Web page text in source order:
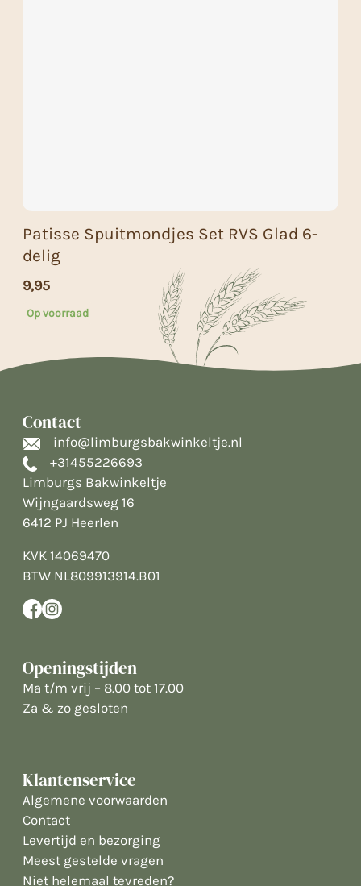
Patisse Spuitmondjes Set RVS Glad 6-
delig
9,95
Op voorraad
Contact
info@limburgsbakwinkeltje.nl
+31455226693
Limburgs Bakwinkeltje
Wijngaardsweg 16
6412 PJ Heerlen
KVK 14069470
BTW NL809913914.B01
Openingstijden
Ma t/m vrij – 8.00 tot 17.00
Za & zo gesloten
Klantenservice
Algemene voorwaarden
Contact
Levertijd en bezorging
Meest gestelde vragen
Niet helemaal tevreden?